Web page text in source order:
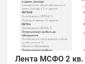
Лента МСФО 2 кв.